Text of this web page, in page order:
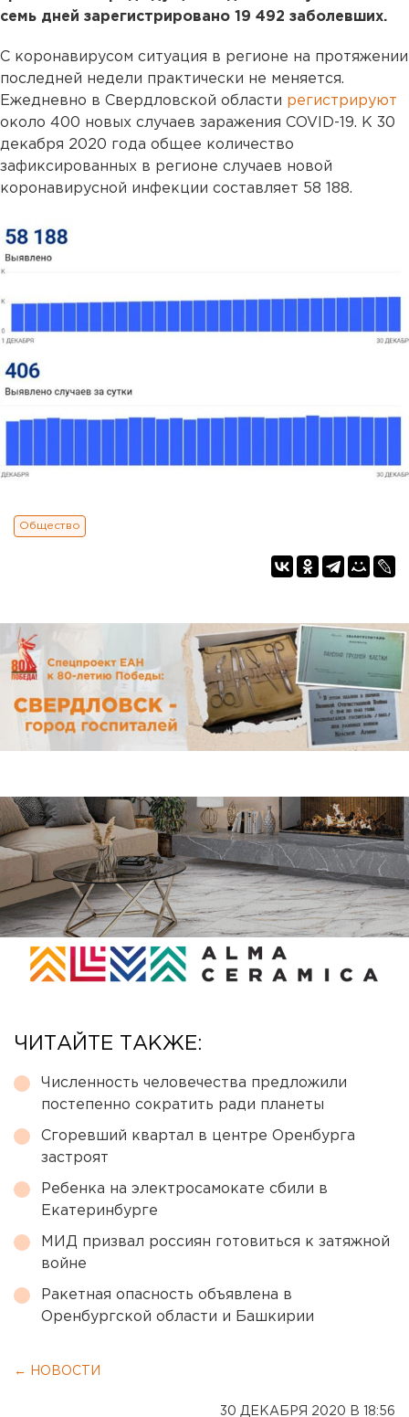
семь дней зарегистрировано 19 492 заболевших.
С коронавирусом ситуация в регионе на протяжении
последней недели практически не меняется.
Ежедневно в Свердловской области регистрируют
около 400 новых случаев заражения COVID-19. К 30
декабря 2020 года общее количество
зафиксированных в регионе случаев новой
коронавирусной инфекции составляет 58 188.
Общество
ЧИТАЙТЕ ТАКЖЕ:
Численность человечества предложили
постепенно сократить ради планеты
Сгоревший квартал в центре Оренбурга
застроят
Ребенка на электросамокате сбили в
Екатеринбурге
МИД призвал россиян готовиться к затяжной
войне
Ракетная опасность объявлена в
Оренбургской области и Башкирии
← НОВОСТИ
30 ДЕКАБРЯ 2020 В 18:56